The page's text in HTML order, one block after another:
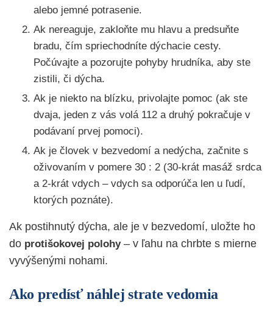
alebo jemné potrasenie.
Ak nereaguje, zakloňte mu hlavu a predsuňte
bradu, čím spriechodníte dýchacie cesty.
Počúvajte a pozorujte pohyby hrudníka, aby ste
zistili, či dýcha.
Ak je niekto na blízku, privolajte pomoc (ak ste
dvaja, jeden z vás volá 112 a druhý pokračuje v
podávaní prvej pomoci).
Ak je človek v bezvedomí a nedýcha, začnite s
oživovaním v pomere 30 : 2 (30-krát masáž srdca
a 2-krát vdych – vdych sa odporúča len u ľudí,
ktorých poznáte).
Ak postihnutý dýcha, ale je v bezvedomí, uložte ho
do protišokovej polohy– v ľahu na chrbte s mierne
vyvýšenými nohami.
Ako predísť náhlej strate vedomia